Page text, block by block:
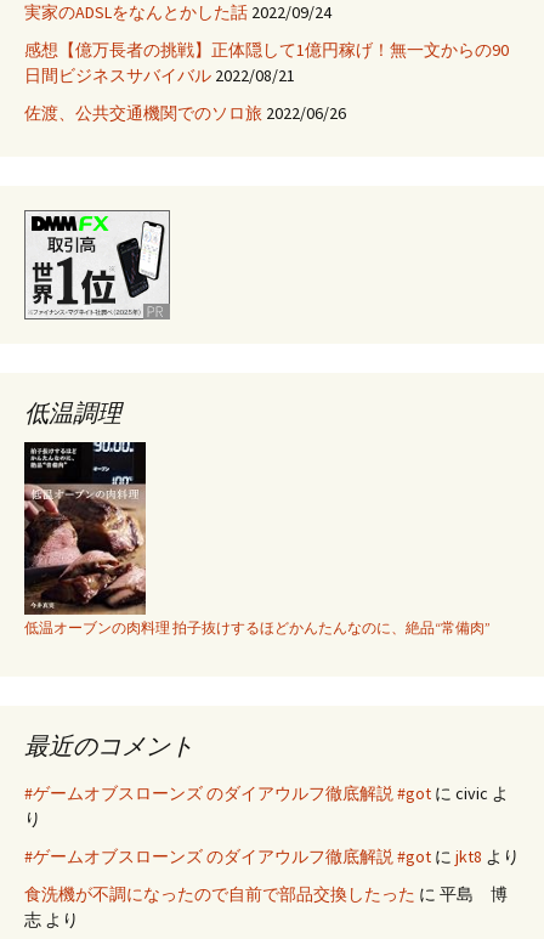
実家のADSLをなんとかした話 2022/09/24
感想【億万長者の挑戦】正体隠して1億円稼げ！無一文からの90
日間ビジネスサバイバル 2022/08/21
佐渡、公共交通機関でのソロ旅 2022/06/26
低温調理
低温オーブンの肉料理 拍子抜けするほどかんたんなのに、絶品“常備肉”
最近のコメント
#ゲームオブスローンズ のダイアウルフ徹底解説 #got に civic よ
り
#ゲームオブスローンズ のダイアウルフ徹底解説 #got に jkt8 より
食洗機が不調になったので自前で部品交換したった に 平島 博
志 より